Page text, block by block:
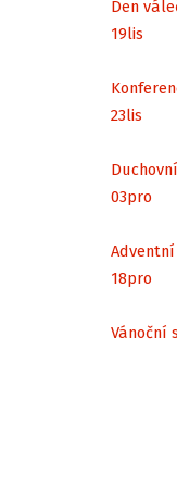
Den
19lis
23lis
03pro
18pro
Vánoční